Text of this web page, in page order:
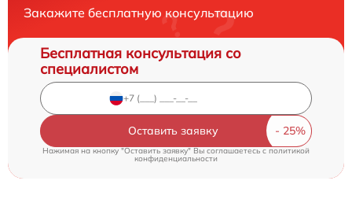
Закажите бесплатную консультацию
Бесплатная консультация со
специалистом
Оставить заявку
Нажимая на кнопку "Оставить заявку" Вы соглашаетесь cполитикой
конфиденциальности